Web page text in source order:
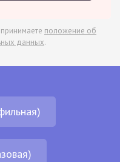
положение об
данных.